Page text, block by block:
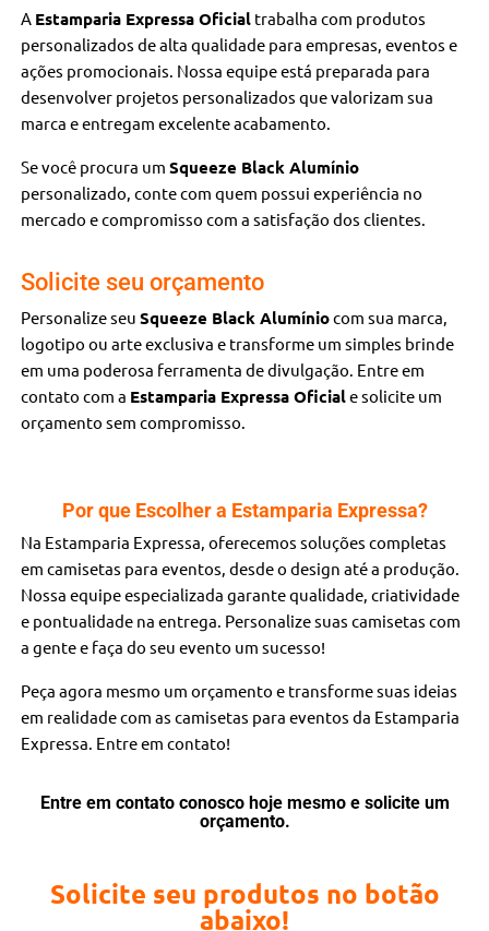
A Estamparia Expressa Oficial trabalha com produtos
personalizados de alta qualidade para empresas, eventos e
ações promocionais. Nossa equipe está preparada para
desenvolver projetos personalizados que valorizam sua
marca e entregam excelente acabamento.
Se você procura umSqueeze Black Alumínio
personalizado, conte com quem possui experiência no
mercado e compromisso com a satisfação dos clientes.
Solicite seu orçamento
Personalize seuSqueeze Black Alumíniocom sua marca,
logotipo ou arte exclusiva e transforme um simples brinde
em uma poderosa ferramenta de divulgação. Entre em
contato com a Estamparia Expressa Oficiale solicite um
orçamento sem compromisso.
Por que Escolher a Estamparia Expressa?
Na Estamparia Expressa, oferecemos soluções completas
em camisetas para eventos, desde o design até a produção.
Nossa equipe especializada garante qualidade, criatividade
e pontualidade na entrega. Personalize suas camisetas com
a gente e faça do seu evento um sucesso!
Peça agora mesmo um orçamento e transforme suas ideias
em realidade com as camisetas para eventos da Estamparia
Expressa. Entre em contato!
Entre em contato conosco hoje mesmo e solicite um
orçamento.
Solicite seu produtos no botão
abaixo!